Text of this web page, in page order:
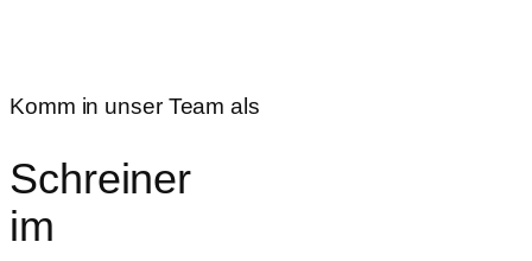
Komm in unser Team als
Schreiner
im